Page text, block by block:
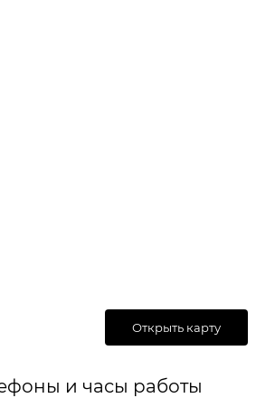
Открыть карту
и часы работы